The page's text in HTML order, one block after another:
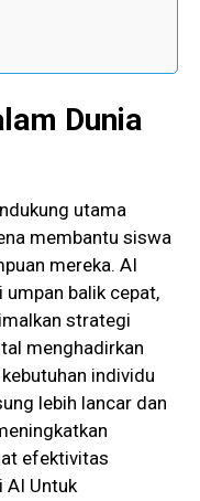
Dunia
utama
membantu siswa
mereka. AI
balik cepat,
strategi
menghadirkan
individu
lebih lancar dan
efektivitas
AI Untuk